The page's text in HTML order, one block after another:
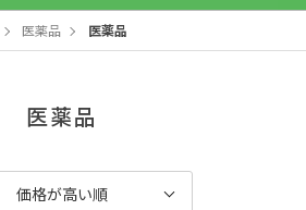
医薬品 医薬品
医薬品